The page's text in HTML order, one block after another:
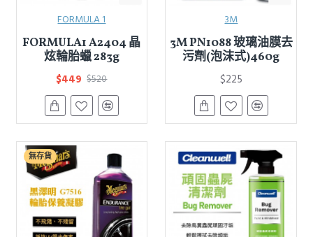
FORMULA 1
FORMULA1 A2404 晶
炫輪胎蠟 283g
$449 $520
3M
3M PN1088 玻璃油膜去
污劑(泡沫式)460g
$225
無存貨